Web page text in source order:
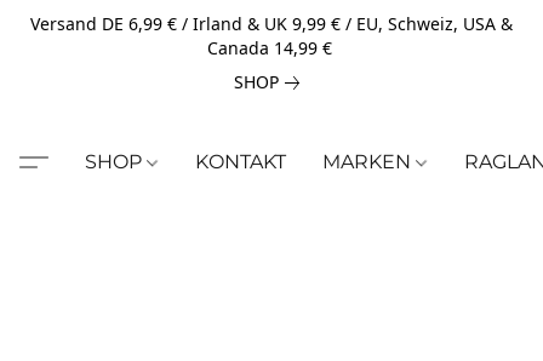
Versand DE 6,99 € / Irland & UK 9,99 € / EU, Schweiz, USA &
Canada 14,99 €
SHOP
SHOP KONTAKT MARKEN